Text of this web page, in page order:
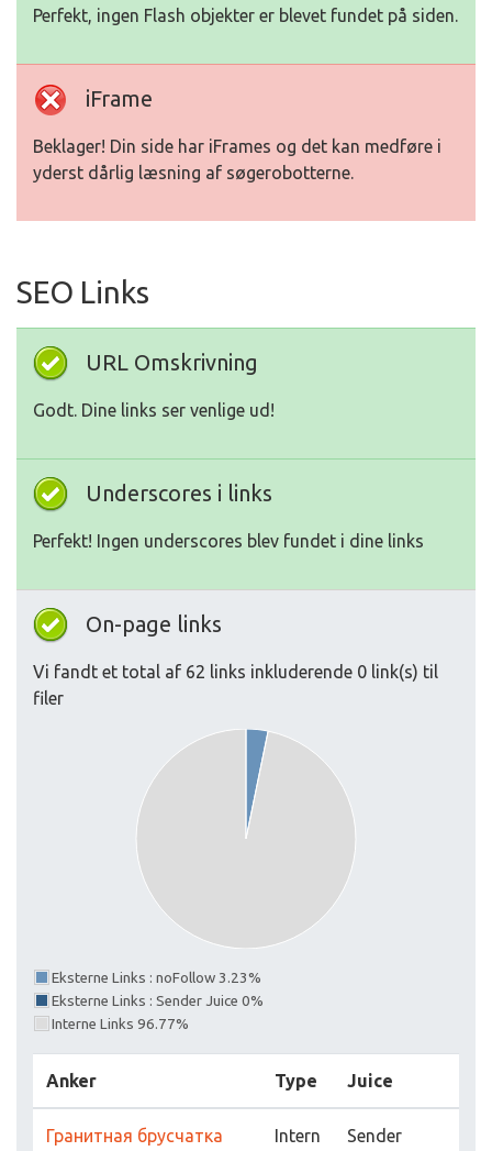
Perfekt, ingen Flash objekter er blevet fundet på siden.
iFrame
Beklager! Din side har iFrames og det kan medføre i
yderst dårlig læsning af søgerobotterne.
SEO Links
URL Omskrivning
Godt. Dine links ser venlige ud!
Underscores i links
Perfekt! Ingen underscores blev fundet i dine links
On-page links
Vi fandt et total af 62 links inkluderende 0 link(s) til
filer
Eksterne Links : noFollow 3.23%
Eksterne Links : Sender Juice 0%
Interne Links 96.77%
Anker Type Juice
Гранитная брусчатка Intern
Sender